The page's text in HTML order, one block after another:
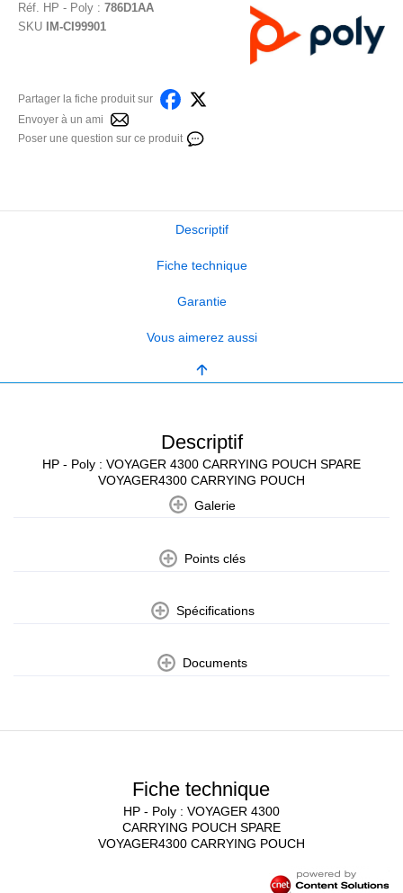
Réf. HP - Poly: 786D1AA
SKU
IM-CI99901
Partager la fiche produit sur
Envoyer à un ami
Poser une question sur ce produit
Descriptif
Fiche technique
Garantie
Vous aimerez aussi
Descriptif
HP - Poly : VOYAGER 4300 CARRYING POUCH SPARE
VOYAGER4300 CARRYING POUCH
Galerie
Points clés
Spécifications
Documents
Fiche technique
HP - Poly : VOYAGER 4300
CARRYING POUCH SPARE
VOYAGER4300 CARRYING POUCH